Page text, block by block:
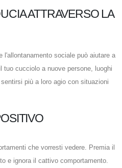
ATTRAVERSO LA
l'allontanamento sociale può aiutare a
cucciolo a nuove persone, luoghi
più a loro agio con situazioni
che vorresti vedere. Premia il
e ignora il cattivo comportamento.